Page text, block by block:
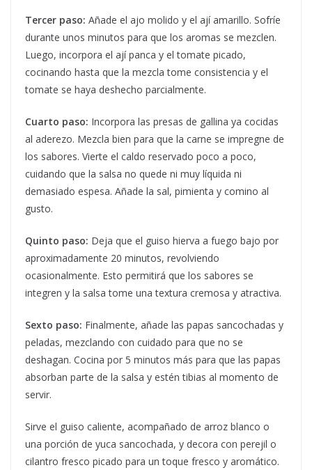
Tercer paso: Añade el ajo molido y el ají amarillo. Sofríe
durante unos minutos para que los aromas se mezclen.
Luego, incorpora el ají panca y el tomate picado,
cocinando hasta que la mezcla tome consistencia y el
tomate se haya deshecho parcialmente.
Cuarto paso: Incorpora las presas de gallina ya cocidas
al aderezo. Mezcla bien para que la carne se impregne de
los sabores. Vierte el caldo reservado poco a poco,
cuidando que la salsa no quede ni muy líquida ni
demasiado espesa. Añade la sal, pimienta y comino al
gusto.
Quinto paso: Deja que el guiso hierva a fuego bajo por
aproximadamente 20 minutos, revolviendo
ocasionalmente. Esto permitirá que los sabores se
integren y la salsa tome una textura cremosa y atractiva.
Sexto paso: Finalmente, añade las papas sancochadas y
peladas, mezclando con cuidado para que no se
deshagan. Cocina por 5 minutos más para que las papas
absorban parte de la salsa y estén tibias al momento de
servir.
Sirve el guiso caliente, acompañado de arroz blanco o
una porción de yuca sancochada, y decora con perejil o
cilantro fresco picado para un toque fresco y aromático.